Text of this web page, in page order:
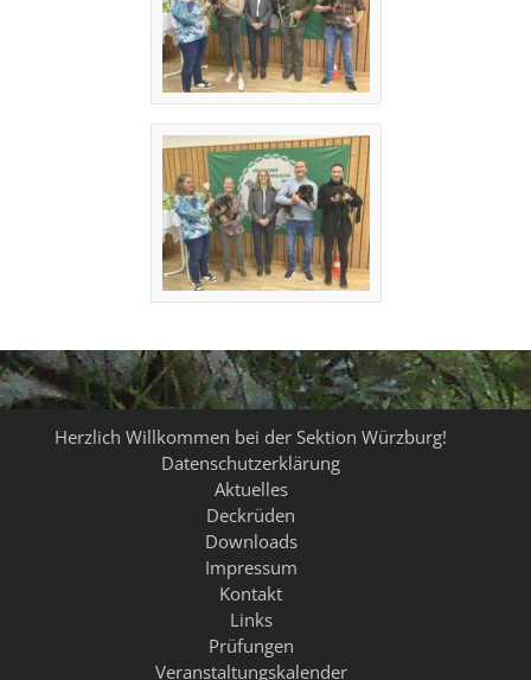
Herzlich Willkommen bei der Sektion Würzburg!
Datenschutzerklärung
Aktuelles
Deckrüden
Downloads
Impressum
Kontakt
Links
Prüfungen
Veranstaltungskalender